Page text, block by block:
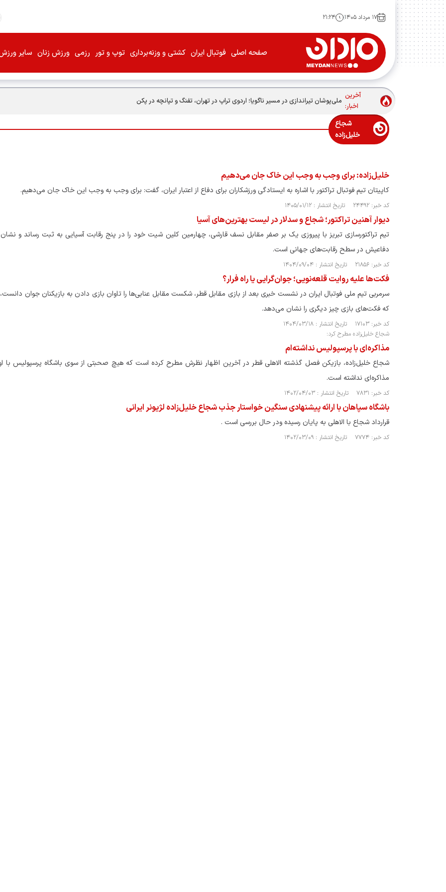
۱۷ مرداد ۱۴۰۵ ۲۱:۲۴
صفحه اصلی فوتبال ایران کشتی و وزنه‌برداری توپ و تور رزمی ورزش زنان سایر
آخرین
اخبار:
ملی‌پوشان تیراندازی در مسیر ناگویا؛ اردوی تراپ در تهران، تفنگ و تپانچه در پکن
شجاع
خلیل‌زاده
خلیل‌زاده: برای وجب به وجب این خاک جان می‌دهیم
کاپیتان تیم فوتبال تراکتور با اشاره به ایستادگی ورزشکاران برای دفاع از اعتبار ایران، گفت: برای وجب به وجب این خاک جان می‌دهیم.
کد خبر: ۲۴۴۹۲ تاریخ انتشار : ۱۴۰۵/۰۱/۱۲
دیوار آهنین تراکتور؛ شجاع و سدلار در لیست بهترین‌های آسیا
تیم تراکتورسازی تبریز با پیروزی یک بر صفر مقابل نسف قارشی، چهارمین کلین شیت خود را در پنج رقابت آسیایی به ثبت رساند و
دفاعیش در سطح رقابت‌های جهانی است.
کد خبر: ۲۱۸۵۶ تاریخ انتشار : ۱۴۰۴/۰۹/۰۴
فکت‌ها علیه روایت قلعه‌نویی؛ جوان‌گرایی یا راه فرار؟
سرمربی تیم ملی فوتبال ایران در نشست خبری بعد از بازی مقابل قطر، شکست مقابل عنابی‌ها را تاوان بازی دادن به بازیکنان جوان
که فکت‌های بازی چیز دیگری را نشان می‌دهد.
کد خبر: ۱۷۱۰۳ تاریخ انتشار : ۱۴۰۴/۰۳/۱۸
شجاع خلیل‌زاده مطرح کرد:
مذاکره‌ای با پرسپولیس نداشته‌ام
شجاع خلیل‌زاده، بازیکن فصل گذشته الاهلی قطر در آخرین اظهار نظرش مطرح کرده است که هیچ صحبتی از سوی باشگاه پرسپولیس با
مذاکره‌ای نداشته است.
کد خبر: ۷۸۳۱ تاریخ انتشار : ۱۴۰۲/۰۴/۰۳
باشگاه سپاهان با ارائه پیشنهادی سنگین خواستار جذب شجاع خلیل‌زاده لژیونر ایرانی
قرارداد شجاع با الاهلی به پایان رسیده ودر حال بررسی است .
کد خبر: ۷۷۷۴ تاریخ انتشار : ۱۴۰۲/۰۳/۰۹